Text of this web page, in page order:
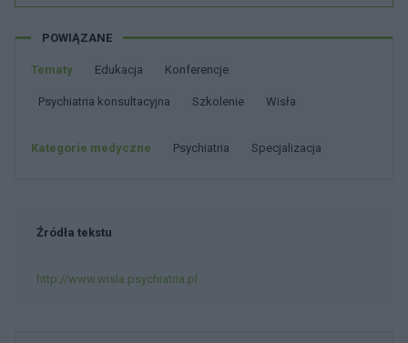
POWIĄZANE
Tematy Edukacja Konferencje
Psychiatria konsultacyjna Szkolenie Wisła
Kategorie medyczne Psychiatria Specjalizacja
Źródła tekstu
http://www.wisla.psychiatria.pl